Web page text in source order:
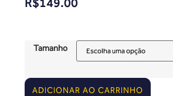
R$149.00
Tamanho
ADICIONAR AO CARRINHO